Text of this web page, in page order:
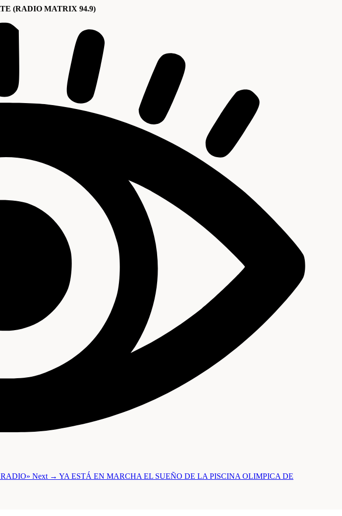
(RADIO MATRIX 94.9)
Next → YA ESTÁ EN MARCHA EL SUEÑO DE LA PISCINA OLIMPICA DE